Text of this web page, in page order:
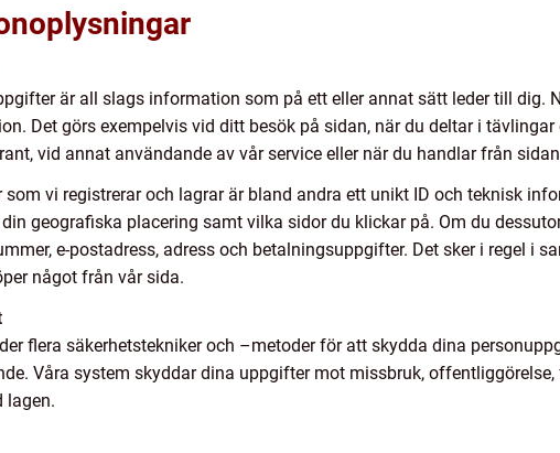
är all slags information som på ett eller annat sätt leder till dig.
Det görs exempelvis vid ditt besök på sidan, när du deltar i
vid annat användande av vår service eller när du handlar från
som vi registrerar och lagrar är bland andra ett unikt ID och teknisk
din geografiska placering samt vilka sidor du klickar på. Om du
e-postadress, adress och betalningsuppgifter. Det sker i regel i
något från vår sida.
flera säkerhetstekniker och –metoder för att skydda dina
Våra system skyddar dina uppgifter mot missbruk,
lagen.